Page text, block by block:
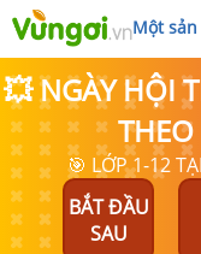
Một
💥 NGÀY HỘI
THEO
🎯 LỚP 1-12
BẮT ĐẦU
SAU